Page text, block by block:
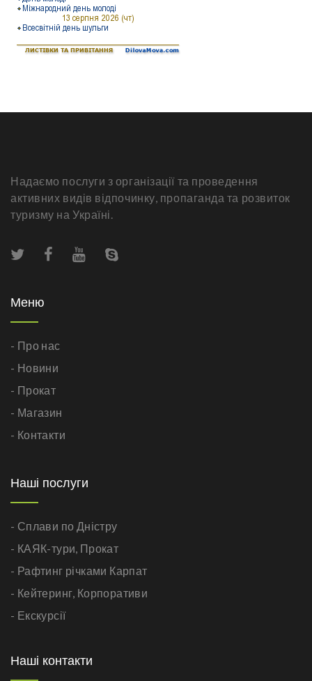
Надаємо послуги з організації та проведення
активних видів відпочинку, пропаганда та розвиток
туризму на Україні.
Меню
- Про нас
- Новини
- Прокат
- Магазин
- Контакти
Наші послуги
- Сплави по Дністру
- КАЯК-тури, Прокат
- Рафтинг річками Карпат
- Кейтеринг, Корпоративи
- Екскурсії
Наші контакти